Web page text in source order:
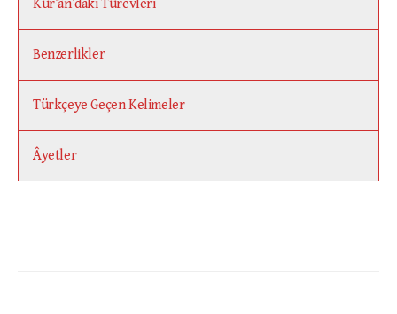
Kur’ân’daki Türevleri
Benzerlikler
Türkçeye Geçen Kelimeler
Âyetler